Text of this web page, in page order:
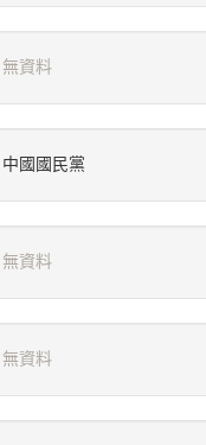
無資料
中國國民黨
無資料
無資料